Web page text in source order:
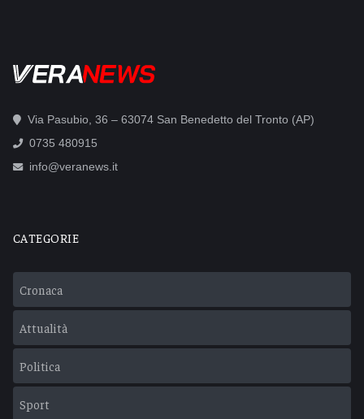
Via Pasubio, 36 – 63074 San Benedetto del Tronto (AP)
0735 480915
info@veranews.it
CATEGORIE
Cronaca
Attualità
Politica
Sport